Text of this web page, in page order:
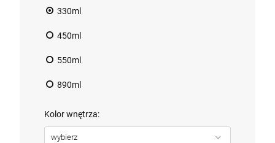
330ml
450ml
550ml
890ml
Kolor wnętrza: